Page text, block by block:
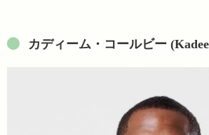
カディーム・コールビー